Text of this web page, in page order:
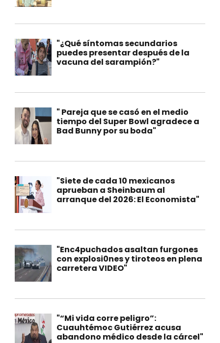
"¿Qué síntomas secundarios
puedes presentar después de la
vacuna del sarampión?"
" Pareja que se casó en el medio
tiempo del Super Bowl agradece a
Bad Bunny por su boda"
"Siete de cada 10 mexicanos
aprueban a Sheinbaum al
arranque del 2026: El Economista"
"Enc4puchados asaltan furgones
con explosi0nes y tiroteos en plena
carretera VIDEO"
"“Mi vida corre peligro”:
Cuauhtémoc Gutiérrez acusa
abandono médico desde la cárcel"